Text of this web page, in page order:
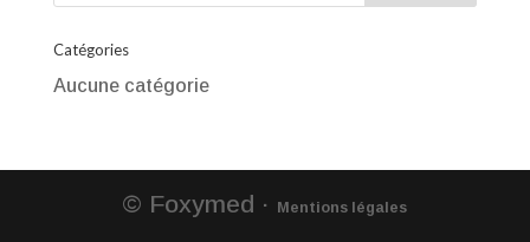
Catégories
Aucune catégorie
© Foxymed · Mentions légales